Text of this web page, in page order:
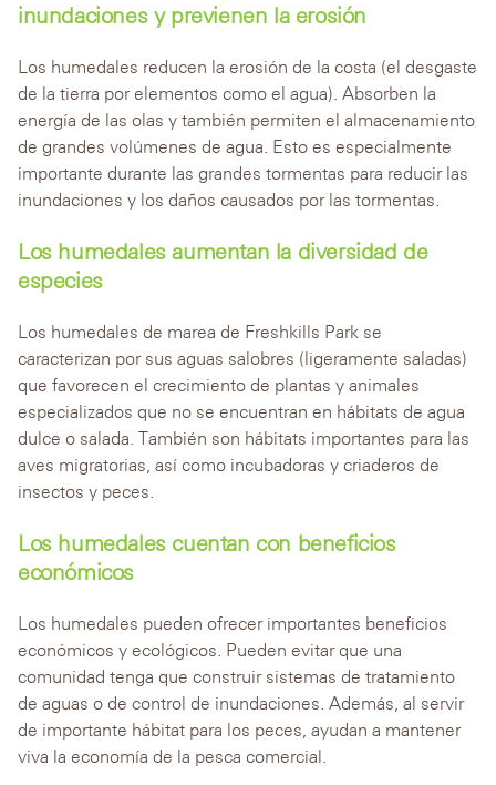
inundaciones y previenen la erosión
Los humedales reducen la erosión de la costa (el desgaste
de la tierra por elementos como el agua). Absorben la
energía de las olas y también permiten el almacenamiento
de grandes volúmenes de agua. Esto es especialmente
importante durante las grandes tormentas para reducir las
inundaciones y los daños causados por las tormentas.
Los humedales aumentan la diversidad de
especies
Los humedales de marea de Freshkills Park se
caracterizan por sus aguas salobres (ligeramente saladas)
que favorecen el crecimiento de plantas y animales
especializados que no se encuentran en hábitats de agua
dulce o salada. También son hábitats importantes para las
aves migratorias, así como incubadoras y criaderos de
insectos y peces.
Los humedales cuentan con beneficios
económicos
Los humedales pueden ofrecer importantes beneficios
económicos y ecológicos. Pueden evitar que una
comunidad tenga que construir sistemas de tratamiento
de aguas o de control de inundaciones. Además, al servir
de importante hábitat para los peces, ayudan a mantener
viva la economía de la pesca comercial.